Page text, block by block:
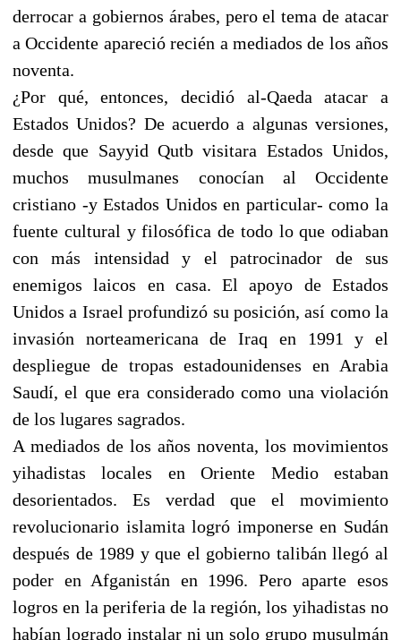
derrocar a gobiernos árabes, pero el tema de atacar
a Occidente apareció recién a mediados de los años
noventa.
¿Por qué, entonces, decidió al-Qaeda atacar a
Estados Unidos? De acuerdo a algunas versiones,
desde que Sayyid Qutb visitara Estados Unidos,
muchos musulmanes conocían al Occidente
cristiano -y Estados Unidos en particular- como la
fuente cultural y filosófica de todo lo que odiaban
con más intensidad y el patrocinador de sus
enemigos laicos en casa. El apoyo de Estados
Unidos a Israel profundizó su posición, así como la
invasión norteamericana de Iraq en 1991 y el
despliegue de tropas estadounidenses en Arabia
Saudí, el que era considerado como una violación
de los lugares sagrados.
A mediados de los años noventa, los movimientos
yihadistas locales en Oriente Medio estaban
desorientados. Es verdad que el movimiento
revolucionario islamita logró imponerse en Sudán
después de 1989 y que el gobierno talibán llegó al
poder en Afganistán en 1996. Pero aparte esos
logros en la periferia de la región, los yihadistas no
habían logrado instalar ni un solo grupo musulmán